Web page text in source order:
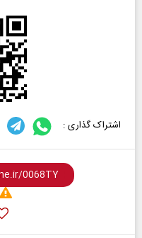
اشتراک گذاری :